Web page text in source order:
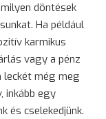
döntések
Ha például
karmikus
vagy a pénz
még meg
inkább egy
és cselekedjünk.